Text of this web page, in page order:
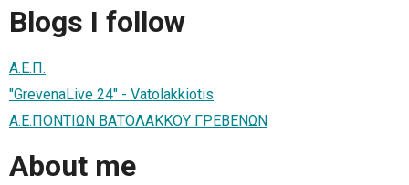
Blogs I follow
Α.Ε.Π.
"GrevenaLive 24" - Vatolakkiotis
Α.Ε.ΠΟΝΤΙΩΝ ΒΑΤΟΛΑΚΚΟΥ ΓΡΕΒΕΝΩΝ
About me